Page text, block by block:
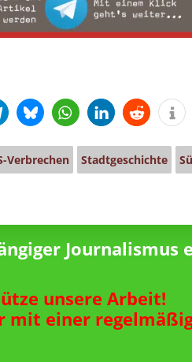
Verbrechen Stadtgeschichte
Journalismus
unsere Arbeit!
mit einer